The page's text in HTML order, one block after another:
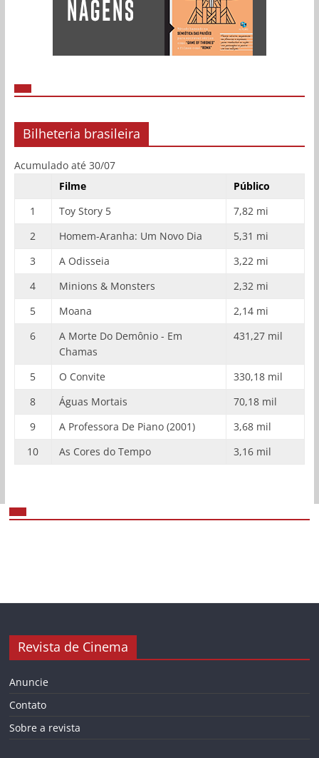
Bilheteria brasileira
Acumulado até 30/07
Filme
Público
1
Toy Story 5
7,82 mi
2
Homem-Aranha: Um Novo Dia
5,31 mi
3
A Odisseia
3,22 mi
4
Minions & Monsters
2,32 mi
5
Moana
2,14 mi
6
A Morte Do Demônio - Em
Chamas
431,27 mil
5 O Convite
330,18 mil
8
Águas Mortais
70,18 mil
9
A Professora De Piano (2001)
3,68 mil
10
As Cores do Tempo 3,16 mil
Revista de Cinema
Anuncie
Contato
Sobre a revista